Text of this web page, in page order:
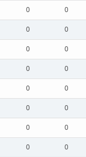
0 0
0 0
0 0
0 0
0 0
0 0
0 0
0 0